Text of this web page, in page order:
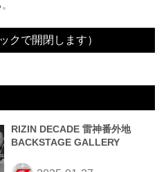
クで開閉します）
RIZIN DECADE 雷神番外地
BACKSTAGE GALLERY